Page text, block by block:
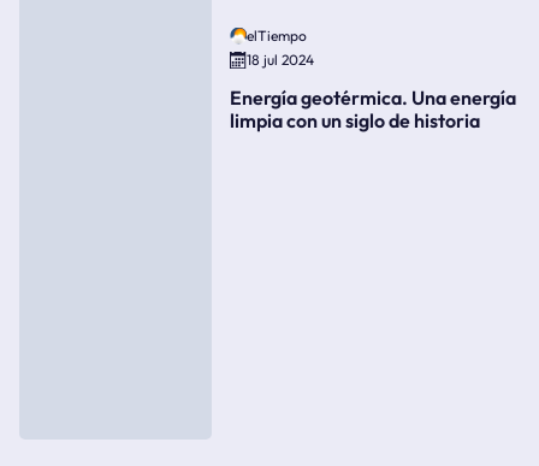
elTiempo
18 jul 2024
Energía geotérmica. Una energía
limpia con un siglo de historia